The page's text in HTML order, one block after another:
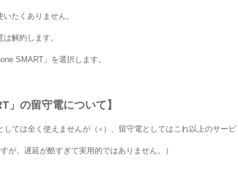
たくありません。
解約します。
SMART」を選択します。
」の留守電について】
しては全く使えませんが（※）、留守電としてはこれ以上のサービ
が、遅延が酷すぎて実用的ではありません。）